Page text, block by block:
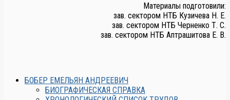
Материалы подготовили:
зав. сектором НТБ Кузичева Н. Е.
зав. сектором НТБ Черненко Т. С.
зав. сектором НТБ Аптрашитова Е. В.
БОБЕР ЕМЕЛЬЯН АНДРЕЕВИЧ
БИОГРАФИЧЕСКАЯ СПРАВКА